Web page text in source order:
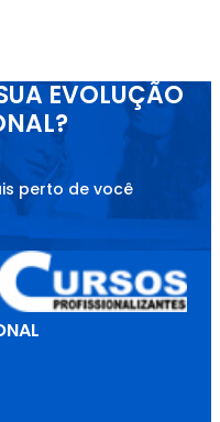
EVOLUÇÃO
perto de você